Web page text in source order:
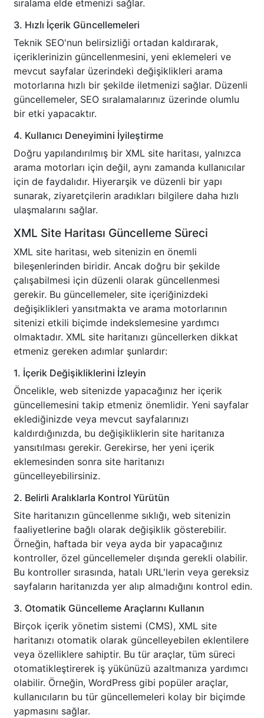
sıralama elde etmenizi sağlar.
3. Hızlı İçerik Güncellemeleri
Teknik SEO'nun belirsizliği ortadan kaldırarak,
içeriklerinizin güncellenmesini, yeni eklemeleri ve
mevcut sayfalar üzerindeki değişiklikleri arama
motorlarına hızlı bir şekilde iletmenizi sağlar. Düzenli
güncellemeler, SEO sıralamalarınız üzerinde olumlu
bir etki yapacaktır.
4. Kullanıcı Deneyimini İyileştirme
Doğru yapılandırılmış bir XML site haritası, yalnızca
arama motorları için değil, aynı zamanda kullanıcılar
için de faydalıdır. Hiyerarşik ve düzenli bir yapı
sunarak, ziyaretçilerin aradıkları bilgilere daha hızlı
ulaşmalarını sağlar.
XML Site Haritası Güncelleme Süreci
XML site haritası, web sitenizin en önemli
bileşenlerinden biridir. Ancak doğru bir şekilde
çalışabilmesi için düzenli olarak güncellenmesi
gerekir. Bu güncellemeler, site içeriğinizdeki
değişiklikleri yansıtmakta ve arama motorlarının
sitenizi etkili biçimde indekslemesine yardımcı
olmaktadır. XML site haritanızı güncellerken dikkat
etmeniz gereken adımlar şunlardır:
1. İçerik Değişikliklerini İzleyin
Öncelikle, web sitenizde yapacağınız her içerik
güncellemesini takip etmeniz önemlidir. Yeni sayfalar
eklediğinizde veya mevcut sayfalarınızı
kaldırdığınızda, bu değişikliklerin site haritanıza
yansıtılması gerekir. Gerekirse, her yeni içerik
eklemesinden sonra site haritanızı
güncelleyebilirsiniz.
2. Belirli Aralıklarla Kontrol Yürütün
Site haritanızın güncellenme sıklığı, web sitenizin
faaliyetlerine bağlı olarak değişiklik gösterebilir.
Örneğin, haftada bir veya ayda bir yapacağınız
kontroller, özel güncellemeler dışında gerekli olabilir.
Bu kontroller sırasında, hatalı URL'lerin veya gereksiz
sayfaların haritanızda yer alıp almadığını kontrol edin.
3. Otomatik Güncelleme Araçlarını Kullanın
Birçok içerik yönetim sistemi (CMS), XML site
haritanızı otomatik olarak güncelleyebilen eklentilere
veya özelliklere sahiptir. Bu tür araçlar, tüm süreci
otomatikleştirerek iş yükünüzü azaltmanıza yardımcı
olabilir. Örneğin, WordPress gibi popüler araçlar,
kullanıcıların bu tür güncellemeleri kolay bir biçimde
yapmasını sağlar.